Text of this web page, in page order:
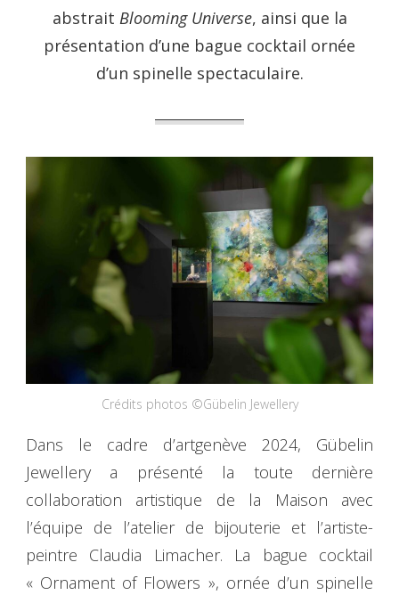
abstrait Blooming Universe, ainsi que la
présentation d’une bague cocktail ornée
d’un spinelle spectaculaire.
Crédits photos ©Gübelin Jewellery
Dans le cadre d’artgenève 2024, Gübelin
Jewellery a présenté la toute dernière
collaboration artistique de la Maison avec
l’équipe de l’atelier de bijouterie et l’artiste-
peintre Claudia Limacher. La bague cocktail
« Ornament of Flowers », ornée d’un spinelle